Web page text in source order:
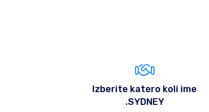
Izberite katero koli ime
.SYDNEY